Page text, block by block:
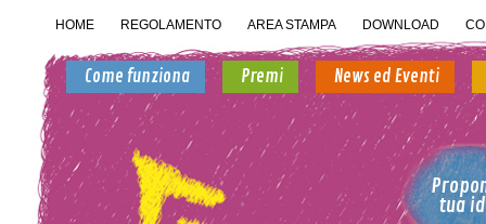
HOME REGOLAMENTO AREA STAMPA DOWNLOAD
Come funziona Premi News ed Eventi
tua